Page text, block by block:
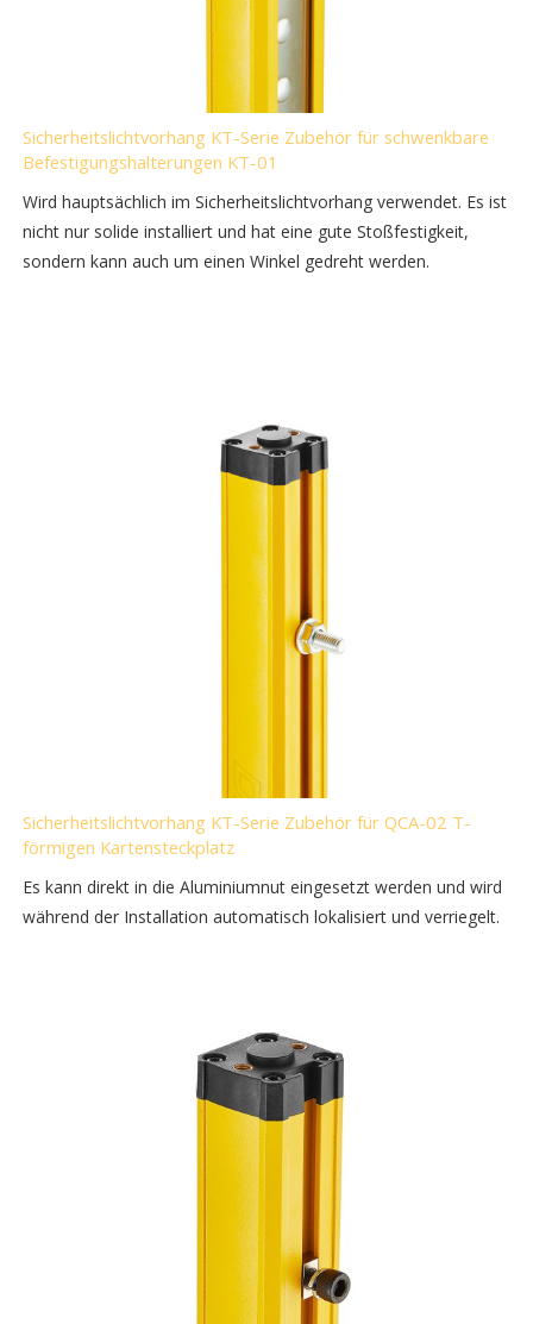
Sicherheitslichtvorhang KT-Serie Zubehör für schwenkbare
Befestigungshalterungen KT-01
Wird hauptsächlich im Sicherheitslichtvorhang verwendet. Es ist
nicht nur solide installiert und hat eine gute Stoßfestigkeit,
sondern kann auch um einen Winkel gedreht werden.
Sicherheitslichtvorhang KT-Serie Zubehör für QCA-02 T-
förmigen Kartensteckplatz
Es kann direkt in die Aluminiumnut eingesetzt werden und wird
während der Installation automatisch lokalisiert und verriegelt.